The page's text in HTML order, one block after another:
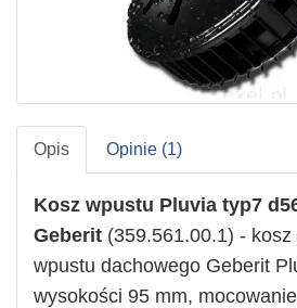
Opis Opinie (1)
Kosz wpustu Pluvia typ7
Geberit (359.561.00.1) -
wpustu dachowego Geberit
wysokości 95 mm,